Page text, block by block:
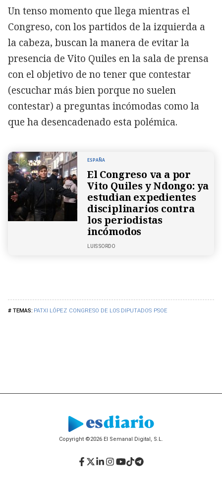
PATXI LÓPEZ CONGRESO DE LOS DIPUTADOS PSOE
Un tenso momento que llega mientras el
Congreso, con los partidos de la izquierda a
la cabeza, buscan la manera de evitar la
presencia de Vito Quiles en la sala de prensa
con el objetivo de no tener que contestar
(escuchar más bien porque no suelen
contestar) a preguntas incómodas como la
que ha desencadenado esta polémica.
ESPAÑA
El Congreso va a por
Vito Quiles y Ndongo: ya
estudian expedientes
disciplinarios contra
los periodistas
incómodos
LUIS SORDO
Copyright ©2026 El Semanal Digital, S.L.
Facebook
Twitter
LinkedIn
Instagram
YouTube
TikTok
Telegram